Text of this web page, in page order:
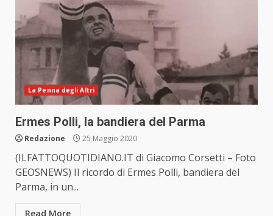
La Penna degli Altri
Ermes Polli, la bandiera del Parma
Redazione 25 Maggio 2020
(ILFATTOQUOTIDIANO.IT di Giacomo Corsetti – Foto
GEOSNEWS) Il ricordo di Ermes Polli, bandiera del
Parma, in un...
Read More